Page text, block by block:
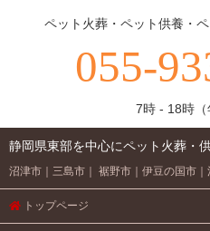
ペット火葬・ペット供養・
055-
7時 - 18時（
静岡県東部を中心にペット火葬・
沼津市 三島市 裾野市 伊豆の国市
トップページ